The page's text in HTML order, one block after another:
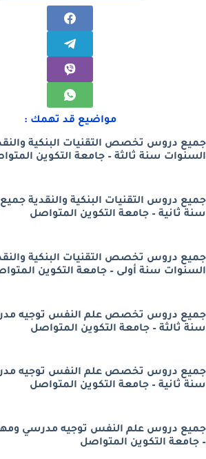
مواضيع قد تهمك :
جميع دروس تخصص التقنيات البنكية
السنوات سنة ثالثة – جامعة التكوين
جميع دروس التقنيات البنكية والنقدية
سنة ثانية – جامعة التكوين المتواصل
جميع دروس تخصص التقنيات البنكية
السنوات سنة أولى – جامعة التكوين
جميع دروس تخصص علم النفس توجيه
سنة ثالثة – جامعة التكوين المتواصل
جميع دروس تخصص علم النفس توجيه
سنة ثانية – جامعة التكوين المتواصل
جميع دروس علم النفس توجيه مدرسي
– جامعة التكوين المتواصل